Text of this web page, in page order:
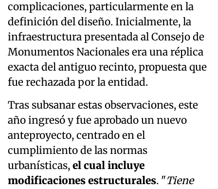
complicaciones, particularmente en la
definición del diseño. Inicialmente, la
infraestructura presentada al Consejo de
Monumentos Nacionales era una réplica
exacta del antiguo recinto, propuesta que
fue rechazada por la entidad.
Tras subsanar estas observaciones, este
año ingresó y fue aprobado un nuevo
anteproyecto, centrado en el
cumplimiento de las normas
urbanísticas,el cual incluye
modificaciones estructurales. "Tiene